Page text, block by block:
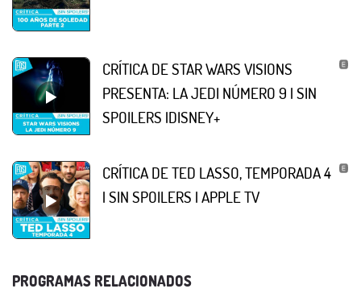
CRÍTICA DE STAR WARS VISIONS
PRESENTA: LA JEDI NÚMERO 9 | SIN
SPOILERS |DISNEY+
CRÍTICA DE TED LASSO, TEMPORADA 4
| SIN SPOILERS | APPLE TV
PROGRAMAS RELACIONADOS